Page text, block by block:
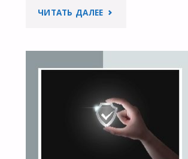
ЧИТАТЬ ДАЛЕЕ"ЮЖНАЯ
МИРЕ
НАЧАЛА